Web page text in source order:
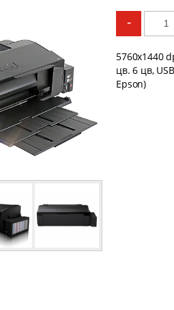
-
5760x1440
цв. 6 цв,
Epson)